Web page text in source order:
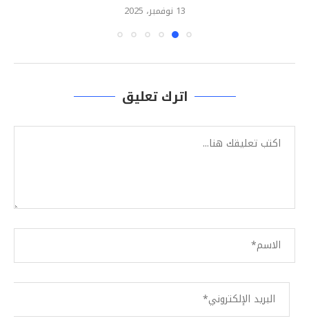
13 نوفمبر، 2025
اترك تعليق